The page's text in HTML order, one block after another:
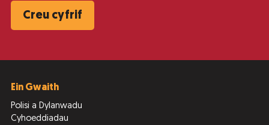
Creu cyfrif
Ein Gwaith
Polisi a Dylanwadu
Cyhoeddiadau